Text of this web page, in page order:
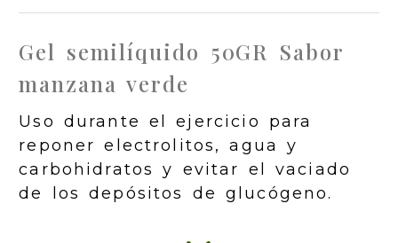
Gel semilíquido 50GR Sabor
manzana verde
Uso durante el ejercicio para
reponer electrolitos, agua y
carbohidratos y evitar el vaciado
de los depósitos de glucógeno.